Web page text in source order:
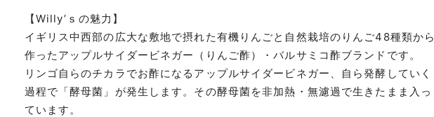
【Willy’ｓの魅力】
イギリス中西部の広大な敷地で摂れた有機りんごと自然栽培のりんご48種類から
作ったアップルサイダービネガー（りんご酢）・バルサミコ酢ブランドです。
リンゴ自らのチカラでお酢になるアップルサイダービネガー、自ら発酵していく
過程で「酵母菌」が発生します。その酵母菌を非加熱・無濾過で生きたまま入っ
ています。